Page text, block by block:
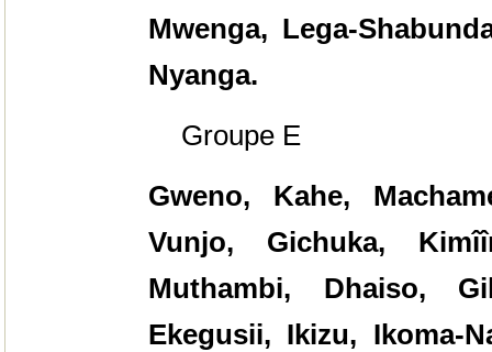
Mwenga, Lega-
Nyanga.
Groupe E
Gweno, Kahe,
Vunjo, Gichuka,
Muthambi, Dhaiso,
Ekegusii, Ikizu, Ikoma-